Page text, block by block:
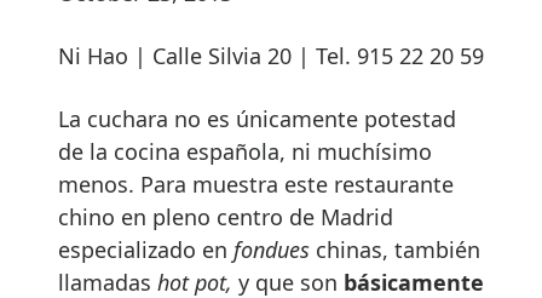
Ni Hao | Calle Silvia 20 | Tel. 915 22 20 59
La cuchara no es únicamente potestad
de la cocina española, ni muchísimo
menos. Para muestra este restaurante
chino en pleno centro de Madrid
especializado en fondues chinas, también
llamadas hot pot, y que son básicamente